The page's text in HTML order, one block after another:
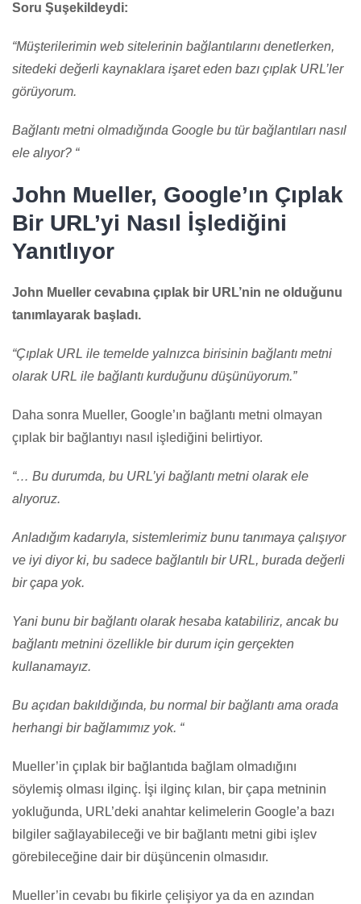
Soru Şuşekildeydi:
“Müşterilerimin web sitelerinin bağlantılarını denetlerken,
sitedeki değerli kaynaklara işaret eden bazı çıplak URL’ler
görüyorum.
Bağlantı metni olmadığında Google bu tür bağlantıları nasıl
ele alıyor? “
John Mueller, Google’ın Çıplak
Bir URL’yi Nasıl İşlediğini
Yanıtlıyor
John Mueller cevabına çıplak bir URL’nin ne olduğunu
tanımlayarak başladı.
“Çıplak URL ile temelde yalnızca birisinin bağlantı metni
olarak URL ile bağlantı kurduğunu düşünüyorum.”
Daha sonra Mueller, Google’ın bağlantı metni olmayan
çıplak bir bağlantıyı nasıl işlediğini belirtiyor.
“… Bu durumda, bu URL’yi bağlantı metni olarak ele
alıyoruz.
Anladığım kadarıyla, sistemlerimiz bunu tanımaya çalışıyor
ve iyi diyor ki, bu sadece bağlantılı bir URL, burada değerli
bir çapa yok.
Yani bunu bir bağlantı olarak hesaba katabiliriz, ancak bu
bağlantı metnini özellikle bir durum için gerçekten
kullanamayız.
Bu açıdan bakıldığında, bu normal bir bağlantı ama orada
herhangi bir bağlamımız yok. “
Mueller’in çıplak bir bağlantıda bağlam olmadığını
söylemiş olması ilginç. İşi ilginç kılan, bir çapa metninin
yokluğunda, URL’deki anahtar kelimelerin Google’a bazı
bilgiler sağlayabileceği ve bir bağlantı metni gibi işlev
görebileceğine dair bir düşüncenin olmasıdır.
Mueller’in cevabı bu fikirle çelişiyor ya da en azından